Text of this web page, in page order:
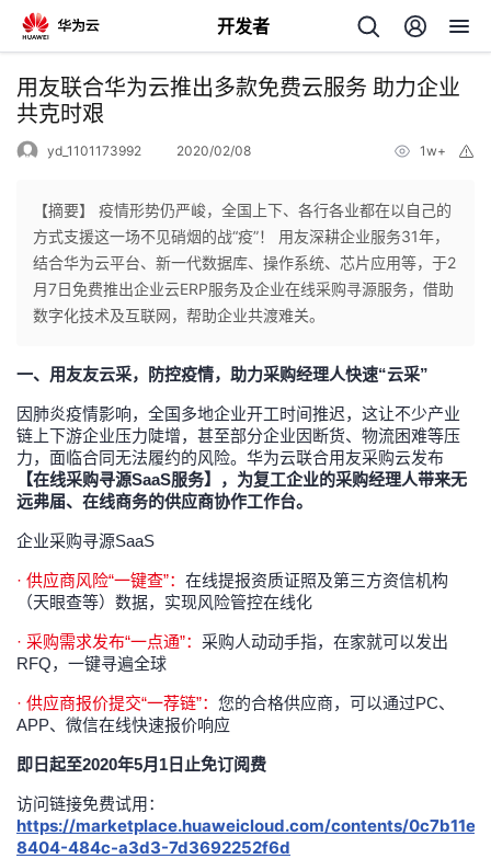
开发者
返
回
个
人
主
页
我
的
开
发
者
我
的
我
坛
圈
子
的
直
我
的
我
用友联合华为云推出多款免费云服务 助力企业
共克时艰
yd_1101173992 2020/02/08 1w+
【摘要】 疫情形势仍严峻，全国上下、各行各业都在以自己的
方式支援这一场不见硝烟的战“疫”！ 用友深耕企业服务31年，
结合华为云平台、新一代数据库、操作系统、芯片应用等，于2
月7日免费推出企业云ERP服务及企业在线采购寻源服务，借助
数字化技术及互联网，帮助企业共渡难关。
一、用友友云采，防控疫情，助力采购经理人快速“云采”
因肺炎疫情影响，全国多地企业开工时间推迟，这让不少产业
链上下游企业压力陡增，甚至部分企业因断货、物流困难等压
力，面临合同无法履约的风险。华为云联合用友采购云发布
【在线采购寻源SaaS服务】，为复工企业的采购经理人带来无
远弗届、在线商务的供应商协作工作台。
企业采购寻源SaaS
· 供应商风险“一键查”： 在线提报资质证照及第三方资信机构
（天眼查等）数据，实现风险管控在线化
· 采购需求发布“一点通”： 采购人动动手指，在家就可以发出
RFQ，一键寻遍全球
· 供应商报价提交“一荐链”： 您的合格供应商，可以通过PC、
APP、微信在线快速报价响应
即日起至2020年5月1日止免订阅费
访问链接免费试用：
https://marketplace.huaweicloud.com/contents/
8404-484c-a3d3-7d3692252f6d